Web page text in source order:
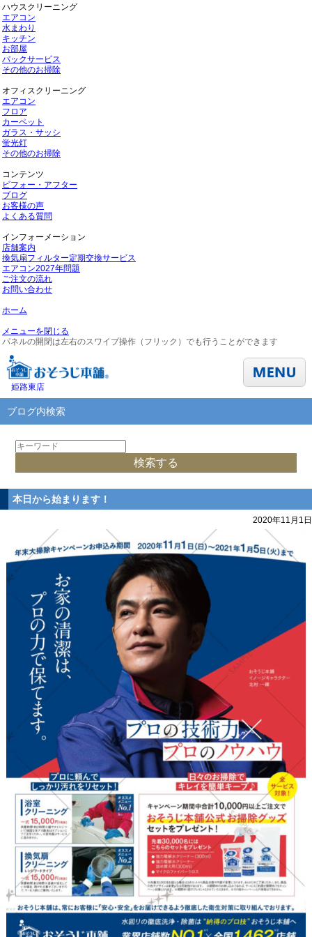
ハウスクリーニング
エアコン
水まわり
キッチン
お部屋
パックサービス
その他のお掃除
オフィスクリーニング
エアコン
フロア
カーペット
ガラス・サッシ
蛍光灯
その他のお掃除
コンテンツ
ビフォー・アフター
ブログ
お客様の声
よくある質問
インフォーメーション
店舗案内
換気扇フィルター定期交換サービス
エアコン2027年問題
ご注文の流れ
お問い合わせ
ホーム
メニューを閉じる
パネルの開閉は左右のスワイプ操作（フリック）でも行うことができます
姫路東店
ブログ内検索
本日から始まります！
2020年11月1日